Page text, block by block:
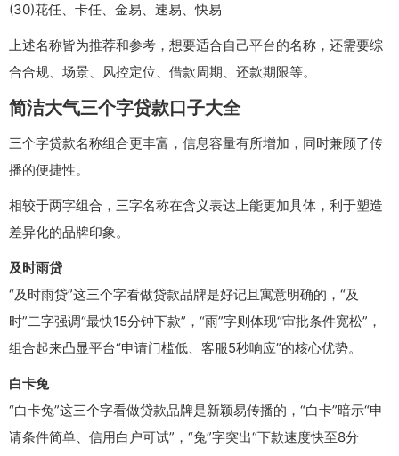
(30)花任、卡任、金易、速易、快易
上述名称皆为推荐和参考，想要适合自己平台的名称，还需要综
合合规、场景、风控定位、借款周期、还款期限等。
简洁大气三个字贷款口子大全
三个字贷款名称组合更丰富，信息容量有所增加，同时兼顾了传
播的便捷性。
相较于两字组合，三字名称在含义表达上能更加具体，利于塑造
差异化的品牌印象。
及时雨贷
“及时雨贷”这三个字看做贷款品牌是好记且寓意明确的，“及
时”二字强调“最快15分钟下款”，“雨”字则体现“审批条件宽松”，
组合起来凸显平台“申请门槛低、客服5秒响应”的核心优势。
白卡兔
“白卡兔”这三个字看做贷款品牌是新颖易传播的，“白卡”暗示“申
请条件简单、信用白户可试”，“兔”字突出“下款速度快至8分